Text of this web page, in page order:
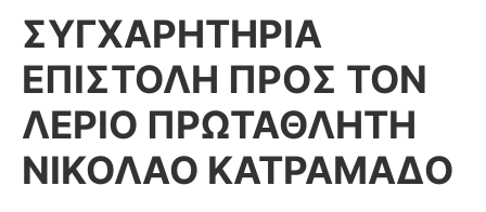
ΣΥΓΧΑΡΗΤΗΡΙΑ
ΕΠΙΣΤΟΛΗ ΠΡΟΣ ΤΟΝ
ΛΕΡΙΟ ΠΡΩΤΑΘΛΗΤΗ
ΝΙΚΟΛΑΟ ΚΑΤΡΑΜΑΔΟ